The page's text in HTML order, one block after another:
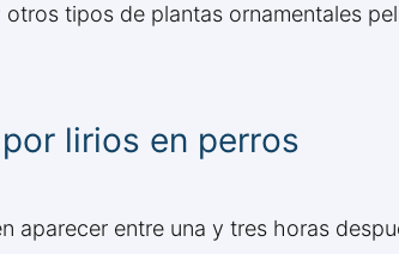
tipos de plantas ornamentales
lirios en perros
aparecer entre una y tres horas